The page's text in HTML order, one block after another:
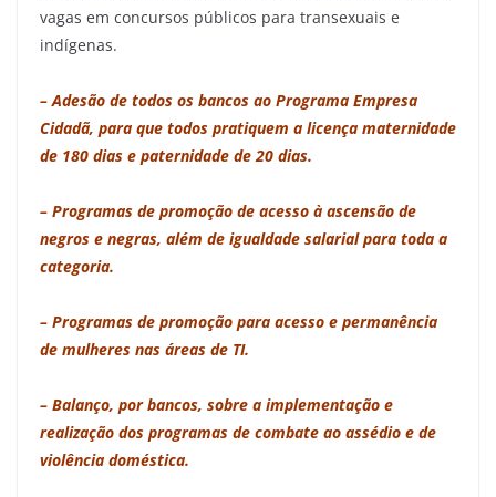
vagas em concursos públicos para transexuais e
indígenas.
– Adesão de todos os bancos ao Programa Empresa
Cidadã, para que todos pratiquem a licença maternidade
de 180 dias e paternidade de 20 dias.
– Programas de promoção de acesso à ascensão de
negros e negras, além de igualdade salarial para toda a
categoria.
– Programas de promoção para acesso e permanência
de mulheres nas áreas de TI.
– Balanço, por bancos, sobre a implementação e
realização dos programas de combate ao assédio e de
violência doméstica.